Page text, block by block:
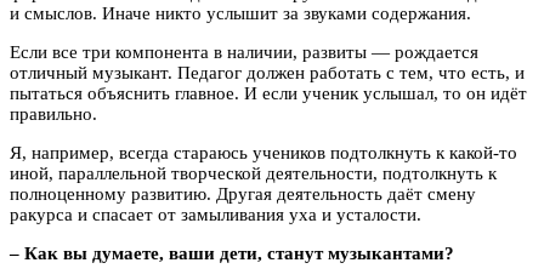
и смыслов. Иначе никто услышит за звуками содержания.
Если все три компонента в наличии, развиты — рождается
отличный музыкант. Педагог должен работать с тем, что есть, и
пытаться объяснить главное. И если ученик услышал, то он идёт
правильно.
Я, например, всегда стараюсь учеников подтолкнуть к какой-то
иной, параллельной творческой деятельности, подтолкнуть к
полноценному развитию. Другая деятельность даёт смену
ракурса и спасает от замыливания уха и усталости.
– Как вы думаете, ваши дети, станут музыкантами?